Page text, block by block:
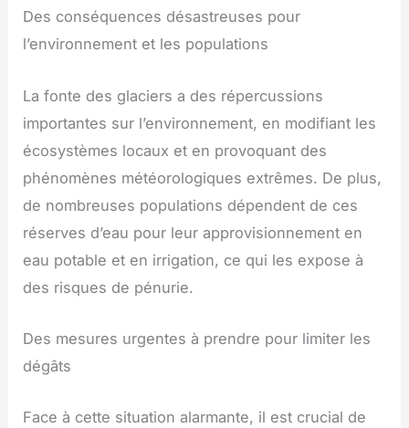
Des conséquences désastreuses pour
l’environnement et les populations
La fonte des glaciers a des répercussions
importantes sur l’environnement, en modifiant les
écosystèmes locaux et en provoquant des
phénomènes météorologiques extrêmes. De plus,
de nombreuses populations dépendent de ces
réserves d’eau pour leur approvisionnement en
eau potable et en irrigation, ce qui les expose à
des risques de pénurie.
Des mesures urgentes à prendre pour limiter les
dégâts
Face à cette situation alarmante, il est crucial de